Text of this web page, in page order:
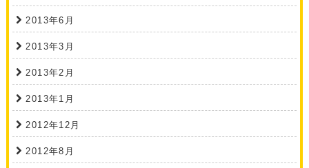
2013年6月
2013年3月
2013年2月
2013年1月
2012年12月
2012年8月